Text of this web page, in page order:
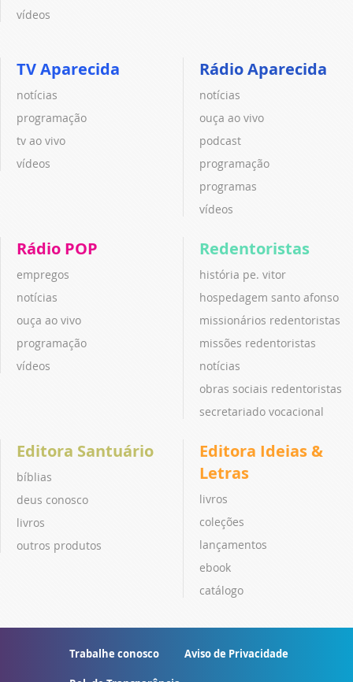
vídeos
TV Aparecida
notícias
programação
tv ao vivo
vídeos
Rádio Aparecida
notícias
ouça ao vivo
podcast
programação
programas
vídeos
Rádio POP
empregos
notícias
ouça ao vivo
programação
vídeos
Redentoristas
história pe. vitor
hospedagem santo afonso
missionários redentoristas
missões redentoristas
notícias
obras sociais redentoristas
secretariado vocacional
Editora Santuário
bíblias
deus conosco
livros
outros produtos
Editora Ideias &
Letras
livros
coleções
lançamentos
ebook
catálogo
Trabalhe conosco Aviso de Privacidade